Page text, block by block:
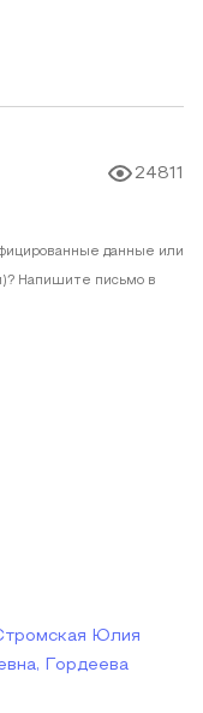
24811
данные или
Напишите письмо в
Юлия
Гордеева